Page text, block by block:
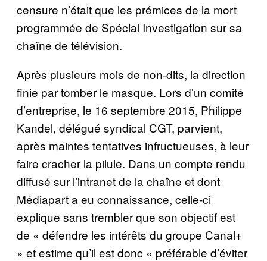
censure n’était que les prémices de la mort
programmée de Spécial Investigation sur sa
chaîne de télévision.
Après plusieurs mois de non-dits, la direction
finie par tomber le masque. Lors d’un comité
d’entreprise, le 16 septembre 2015, Philippe
Kandel, délégué syndical CGT, parvient,
après maintes tentatives infructueuses, à leur
faire cracher la pilule. Dans un compte rendu
diffusé sur l’intranet de la chaîne et dont
Médiapart a eu connaissance, celle-ci
explique sans trembler que son objectif est
de « défendre les intérêts du groupe Canal+
» et estime qu’il est donc « préférable d’éviter